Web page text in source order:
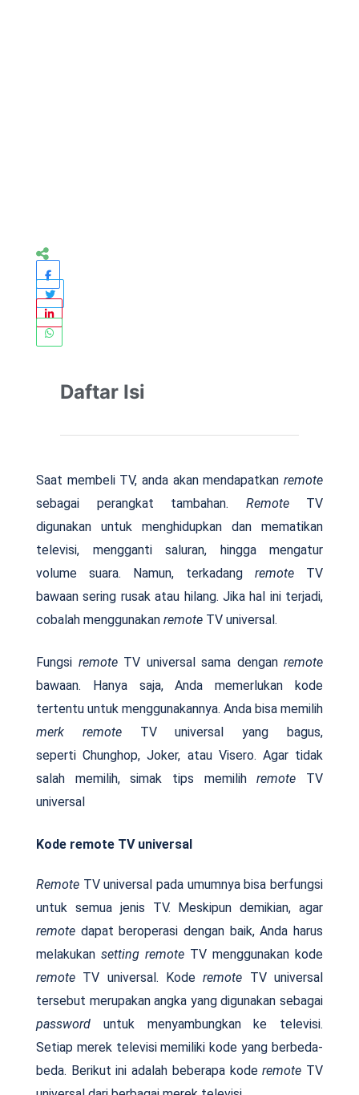
Daftar Isi
Saat membeli TV, anda akan mendapatkan remote
sebagai perangkat tambahan. Remote TV
digunakan untuk menghidupkan dan mematikan
televisi, mengganti saluran, hingga mengatur
volume suara. Namun, terkadang remote TV
bawaan sering rusak atau hilang. Jika hal ini terjadi,
cobalah menggunakan remote TV universal.
Fungsi remoteTV universal sama dengan remote
bawaan. Hanya saja, Anda memerlukan kode
tertentu untuk menggunakannya. Anda bisa memilih
merk remoteTV universal yang bagus,
seperti Chunghop, Joker, atau Visero. Agar tidak
salah memilih, simak tips memilihremote TV
universal
Kode remote TV universal
Remote TV universal pada umumnya bisa berfungsi
untuk semua jenis TV. Meskipun demikian, agar
remote dapat beroperasi dengan baik, Anda harus
melakukan setting remote TV menggunakan kode
remote TV universal. Koderemote TV universal
tersebut merupakan angka yang digunakan sebagai
password untuk menyambungkan ke televisi.
Setiap merek televisi memiliki kode yang berbeda-
beda. Berikut ini adalah beberapa koderemote TV